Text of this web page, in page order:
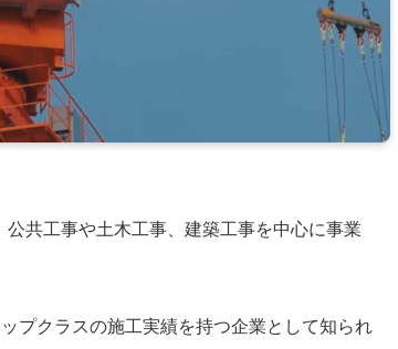
共工事や土木工事、建築工事を中心に事業
プクラスの施工実績を持つ企業として知られ